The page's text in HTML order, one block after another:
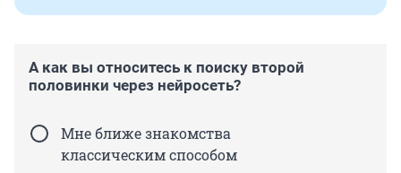
А как вы относитесь к поиску второй
половинки через нейросеть?
Мне ближе знакомства
классическим способом